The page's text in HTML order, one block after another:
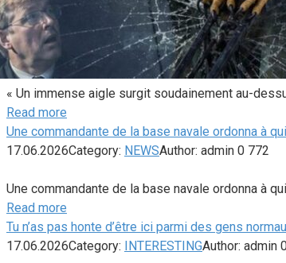
« Un immense aigle surgit soudainement au-
Read more
Une commandante de la base navale ordonna à
17.06.2026Category: NEWSAuthor: admin 0 772
Une commandante de la base navale ordonna à
Read more
Tu n’as pas honte d’être ici parmi des gens
17.06.2026Category: INTERESTINGAuthor: admin